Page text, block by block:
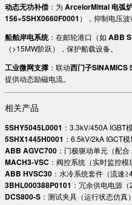
​动态无功补偿​ ​：为 ​ ​ArcelorMittal 电弧
156×5SHX0660F0001​ ），抑制电压
​船舶岸电系统​​：在邮轮港口（如 ​ ​ABB
（>15MW阶跃），保护船载设备。
​工业微网支撑​ ​：联动​西门子SINAMICS
提供动态励磁电流。
相关产品
​5SHY5045L0001​ ：3.3kV/450A IGBT
​5SHX1445H0001​ ：6.5kV/2kA IGCT模
​ABB AGVC700​ ​：门极驱动单元（配合 ​
​MACH3-VSC​ ：阀控系统（实时监控模
​ABB HVSC30​ ：水冷系统套件（流速
​3BHL000388P0101​ ：冗余供电电源（
​DCS800-S​ ​：测试夹具（运行状态仿真）